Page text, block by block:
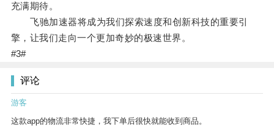
充满期待。
飞驰加速器将成为我们探索速度和创新科技的重要引
擎，让我们走向一个更加奇妙的极速世界。
#3#
评论
游客
这款app的物流非常快捷，我下单后很快就能收到商品。